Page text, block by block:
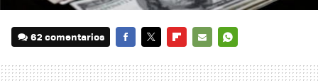
62 comentarios
MAIL